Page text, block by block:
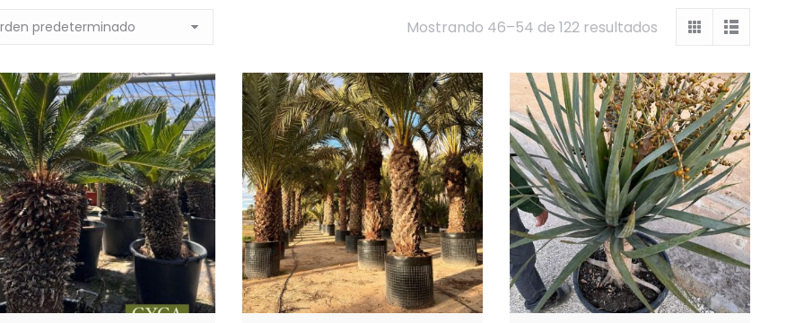
Mostrando 46–54 de 122 resultados